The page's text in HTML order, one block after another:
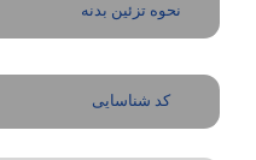
نحوه تزئین بدنه
کد شناسایی